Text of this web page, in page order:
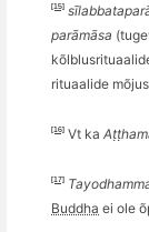
[15] sīlabbatapar
parāmāsa
kõ
rituaalide mõ
[16] Vt ka
[17]
Buddha ei ole